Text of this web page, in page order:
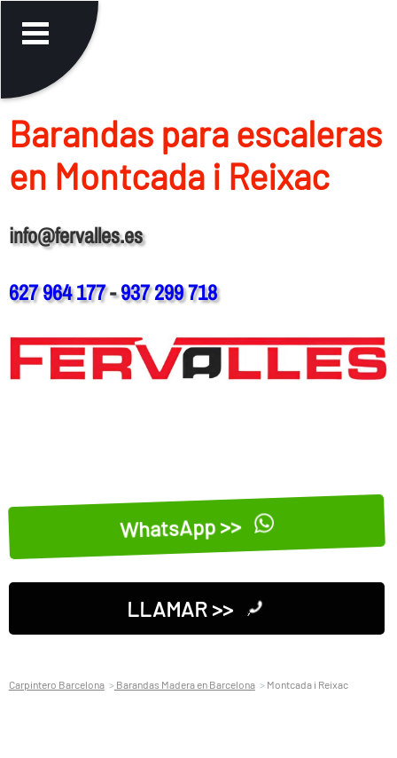
Barandas para escaleras
en Montcada i Reixac
info@fervalles.es
627 964 177-937 299 718
WhatsApp >>
LLAMAR >>
Carpintero Barcelona Barandas Madera en Barcelona Montcada i Reixac